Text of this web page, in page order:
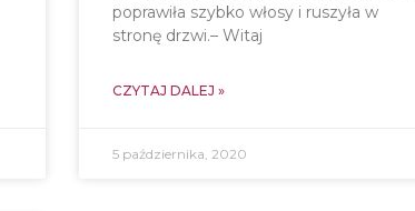
poprawiła szybko włosy i ruszyła w
stronę drzwi.– Witaj
CZYTAJ DALEJ »
5 października, 2020